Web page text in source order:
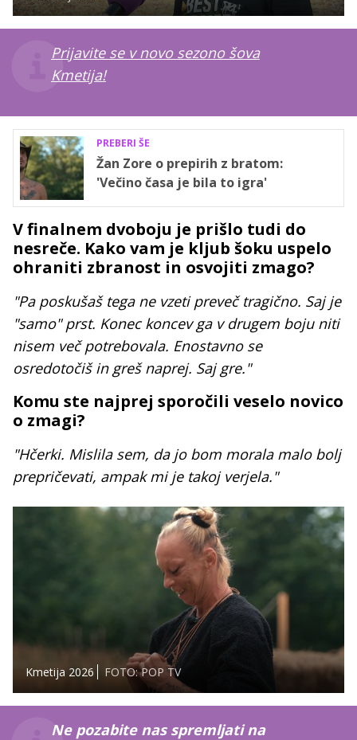
Prijavite se v novo sezono šova
Kmetija!
PREBERI ŠE
Žan Zore o prepirih z bratom:
'Večino časa je bila to igra'
V finalnem dvoboju je prišlo tudi do
nesreče. Kako vam je kljub šoku uspelo
ohraniti zbranost in osvojiti zmago?
"Pa poskušaš tega ne vzeti preveč tragično. Saj je
"samo" prst. Konec koncev ga v drugem boju niti
nisem več potrebovala. Enostavno se
osredotočiš in greš naprej. Saj gre."
Komu ste najprej sporočili veselo novico
o zmagi?
"Hčerki. Mislila sem, da jo bom morala malo bolj
prepričevati, ampak mi je takoj verjela."
Kmetija 2026 FOTO: POP TV
Ne pozabite nas spremljati na